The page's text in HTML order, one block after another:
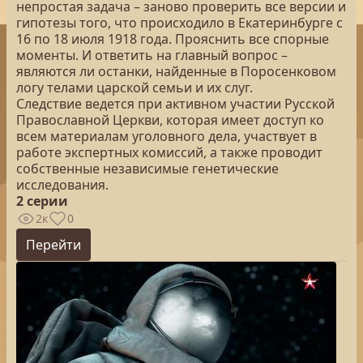
непростая задача – заново проверить все версии и
гипотезы того, что происходило в Екатеринбурге с
16 по 18 июля 1918 года. Прояснить все спорные
моменты. И ответить на главный вопрос –
являются ли останки, найденные в Поросенковом
логу телами царской семьи и их слуг.
Следствие ведется при активном участии Русской
Православной Церкви, которая имеет доступ ко
всем материалам уголовного дела, участвует в
работе экспертных комиссий, а также проводит
собственные независимые генетические
исследования.
2 серии
2к 0
Перейти